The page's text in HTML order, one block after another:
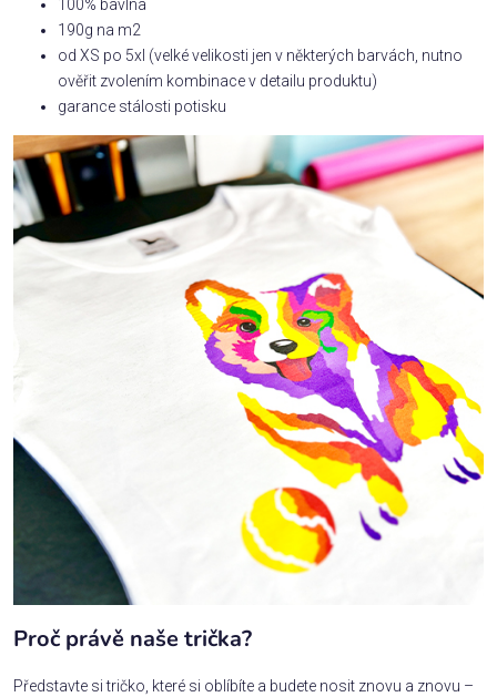
100% bavlna
190g na m2
od XS po 5xl (velké velikosti jen v některých barvách, nutno
ověřit zvolením kombinace v detailu produktu)
garance stálosti potisku
Proč právě naše trička?
Představte si tričko, které si oblíbíte a budete nosit znovu a znovu –